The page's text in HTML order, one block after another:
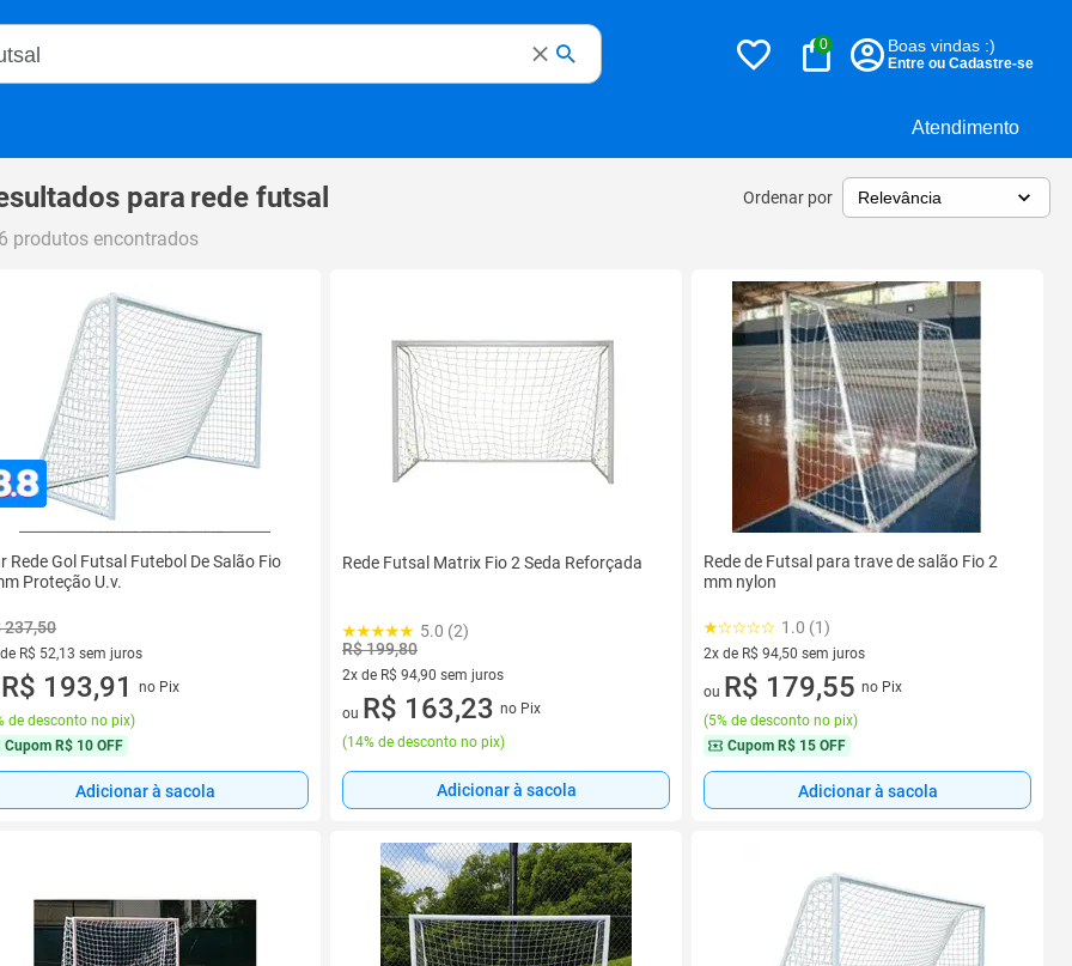
Atendimento
Magalu
0 Boas vindas :)
Entre ou Cadastre-se
para rede futsal Ordenar por
produtos encontrados
Rede Gol Futsal Futebol De Salão Fio
Proteção U.v.
237,50
R$ 52,13 sem juros
de R$ 52,13 sem juros
R$ 193,91
no Pix
de desconto no pix)
Cupom R$ 10 OFF
Adicionar à sacola
Rede Futsal Matrix Fio 2 Seda Reforçada
5.0 (2)
R$ 199,80
2x de R$ 94,90 sem juros
2 vez de R$ 94,90 sem juros
ou R$ 163,23 no Pix
(14% de desconto no pix)
Adicionar à sacola
Rede de Futsal para trave de salão Fio 2
mm nylon
1.0 (1)
2x de R$ 94,50 sem juros
2 vez de R$ 94,50 sem juros
ou R$ 179,55 no Pix
(5% de desconto no pix)
Cupom R$ 15 OFF
Adicionar à sacola